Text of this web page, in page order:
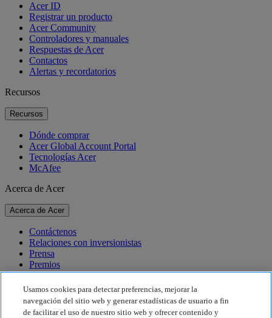
Acer ID
Registrar un producto
Acer Community
Controladores y manuales
Respuestas de Acer
Contactos
Alertas y recordatorios
Recursos
Recursos
Dónde comprar
Acer Global Account Portal
Tecnologías Acer
McAfee
Acerca de Acer
Acerca de Acer
Contáctenos
Relaciones con inversionistas
Prensa
Premios
Eventos
Sostenibilidad
Usamos cookies para detectar preferencias, mejorar la
navegación del sitio web y generar estadísticas de usuario a fin
de facilitar el uso de nuestro sitio web y ofrecer contenido y